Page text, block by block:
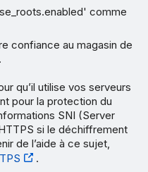
comme
confiance au magasin de
qu’il utilise vos serveurs
pour la protection du
SNI (Server
si le déchiffrement
de l’aide à ce sujet,
.